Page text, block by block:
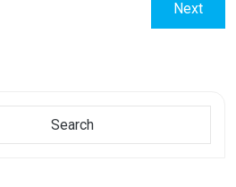
NextNext
post:
Search